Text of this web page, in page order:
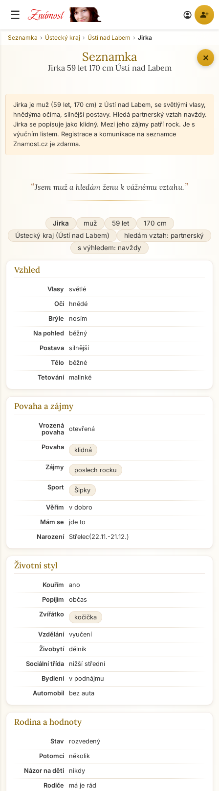
☰ Známost account_circle person_add
✕
Seznamka Ústecký kraj Ústí nad Labem Jirka
Seznamka
Jirka 59 let 170 cm Ústí nad Labem
Jirka je muž (59 let, 170 cm) z Ústí nad Labem, se světlými vlasy,
hnědýma očima, silnější postavy. Hledá partnerský vztah navždy.
Jirka se popisuje jako klidný. Mezi jeho zájmy patří rock. Je s
výučním listem. Registrace a komunikace na seznamce
Znamost.cz je zdarma.
O mně - seznamka profil
“Jsem muž a hledám ženu k vážnému vztahu.”
Jirka muž 59 let
170 cm
Ústecký kraj (Ústí nad Labem)
hledám vztah: partnerský
s výhledem: navždy
Vzhled
Vlasy
světlé
Oči
hnědé
Brýle
nosím
Na pohled
běžný
Postava
silnější
Tělo
běžné
Tetování
malinké
Povaha a zájmy
Vrozená
povaha
otevřená
Povaha klidná
Zájmy poslech rocku
Sport Šipky
Věřím
v dobro
Mám se
jde to
Narození
Střelec(22.11.-21.12.)
Životní styl
Kouřím
ano
Popíjím
občas
Zvířátko
kočička
Vzdělání
vyučení
Živobytí
dělník
Sociální třída
nižší střední
Bydlení
v podnájmu
Automobil
bez auta
Rodina a hodnoty
Stav
rozvedený
Potomci
několik
Názor na děti
nikdy
Rodiče
má je rád